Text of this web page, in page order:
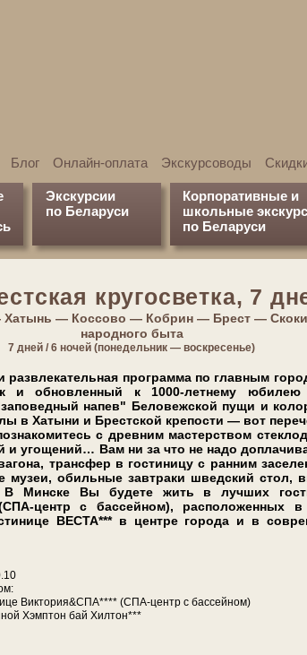
Блог Онлайн-оплата Экскурсоводы
Экскурсии
по Беларуси
Корпоративные и
школьные
по Беларуси
кругосветка, 7
— Коссово — Кобрин — Брест —
народного быта
7 дней / 6 но­чей (понедельник — воскресенье)
раз­вле­ка­тель­ная про­грам­ма по главным
обновленный к 1000-летнему юбилею
на­пев" Бе­ло­веж­ской пу­щи и
в Ха­ты­ни и Брест­ской кре­по­сти — вот
с древним мастерством
и угощений… Вам ни за что не на­до
транс­фер в го­сти­ни­цу с ран­ним
обильные завтраки швед­ский стол,
Мин­ске Вы бу­де­те жить в луч­ших
центр с бассейном), расположенных
ВЕСТА*** в центре города и в
Виктория&СПА**** (СПА-центр с бассейном)
Хэмптон бай Хилтон***